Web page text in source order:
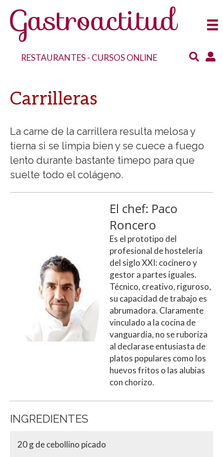
RESTAURANTES- CURSOS ONLINE
Carrilleras
La carne de la carrillera resulta melosa y
tierna si se limpia bien y se cuece a fuego
lento durante bastante timepo para que
suelte todo el colágeno.
El chef: Paco
Roncero
Es el prototipo del
profesional de hostelería
del siglo XXI: cocinero y
gestor a partes iguales.
Técnico, creativo, riguroso,
su capacidad de trabajo es
abrumadora. Claramente
vinculado a la cocina de
vanguardia, no se ruboriza
al declarase entusiasta de
platos populares como los
huevos fritos o las alubias
con chorizo.
INGREDIENTES
20 g de cebollino picado